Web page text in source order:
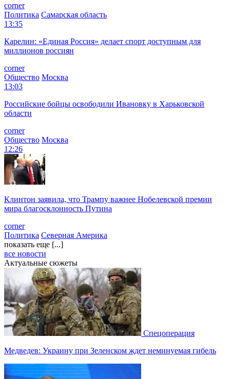
corner
Политика Самарская область
13:35
Карелин: «Единая Россия» делает спорт доступным для
миллионов россиян
corner
Общество Москва
13:03
Российские бойцы освободили Ивановку в Харьковской
области
corner
Общество Москва
12:26
Клинтон заявила, что Трампу важнее Нобелевской премии
мира благосклонность Путина
corner
Политика Северная Америка
показать еще [...]
все новости
Актуальные сюжеты
Спецоперация
Медведев: Украину при Зеленском ждет неминуемая гибель